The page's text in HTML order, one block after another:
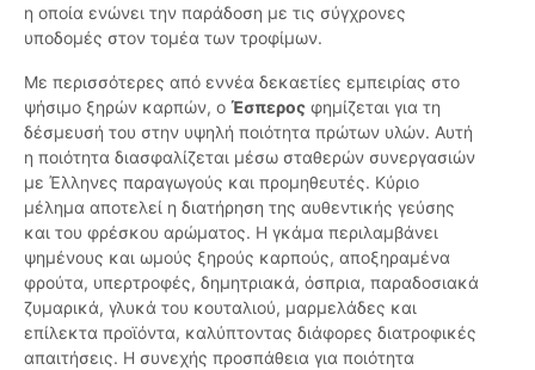
η οποία ενώνει την παράδοση με τις σύγχρονες
υποδομές στον τομέα των τροφίμων.
Με περισσότερες από εννέα δεκαετίες εμπειρίας στο
ψήσιμο ξηρών καρπών, ο Έσπερος φημίζεται για τη
δέσμευσή του στην υψηλή ποιότητα πρώτων υλών. Αυτή
η ποιότητα διασφαλίζεται μέσω σταθερών συνεργασιών
με Έλληνες παραγωγούς και προμηθευτές. Κύριο
μέλημα αποτελεί η διατήρηση της αυθεντικής γεύσης
και του φρέσκου αρώματος. Η γκάμα περιλαμβάνει
ψημένους και ωμούς ξηρούς καρπούς, αποξηραμένα
φρούτα, υπερτροφές, δημητριακά, όσπρια, παραδοσιακά
ζυμαρικά, γλυκά του κουταλιού, μαρμελάδες και
επίλεκτα προϊόντα, καλύπτοντας διάφορες διατροφικές
απαιτήσεις. Η συνεχής προσπάθεια για ποιότητα